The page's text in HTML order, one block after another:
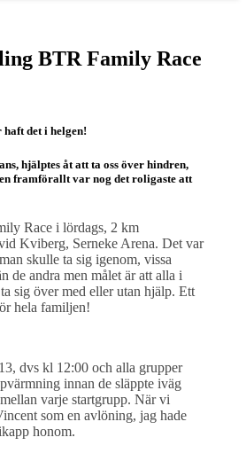
BTR Family Race
det i helgen!
hjälptes åt att ta oss över hindren,
framförallt var nog det roligaste att
Race i lördags, 2 km
Kviberg, Serneke Arena. Det var
skulle ta sig igenom, vissa
de andra men målet är att alla i
sig över med eller utan hjälp. Ett
hela familjen!
dvs kl 12:00 och alla grupper
innan de släppte iväg
varje startgrupp. När vi
som en avlöning, jag hade
honom.